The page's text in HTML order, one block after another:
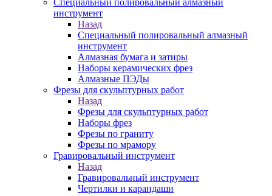
Специальный полировальный алмазный
инструмент
Назад
Специальный полировальный алмазный
инструмент
Алмазная бумага и затиры
Наборы керамических фрез
Алмазные ПЭДы
Фрезы для скульптурных работ
Назад
Фрезы для скульптурных работ
Наборы фрез
Фрезы по граниту
Фрезы по мрамору
Гравировальный инструмент
Назад
Гравировальный инструмент
Чертилки и карандаши